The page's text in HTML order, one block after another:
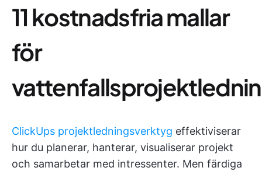
11 kostnadsfria mallar
för
ClickUps projektledningsverktyg effektiviserar
hur du planerar, hanterar, visualiserar projekt
och samarbetar med intressenter. Men färdiga